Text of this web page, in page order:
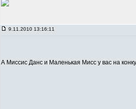
9.11.2010 13:16:11
А Миссис Данс и Маленькая Мисс у вас на